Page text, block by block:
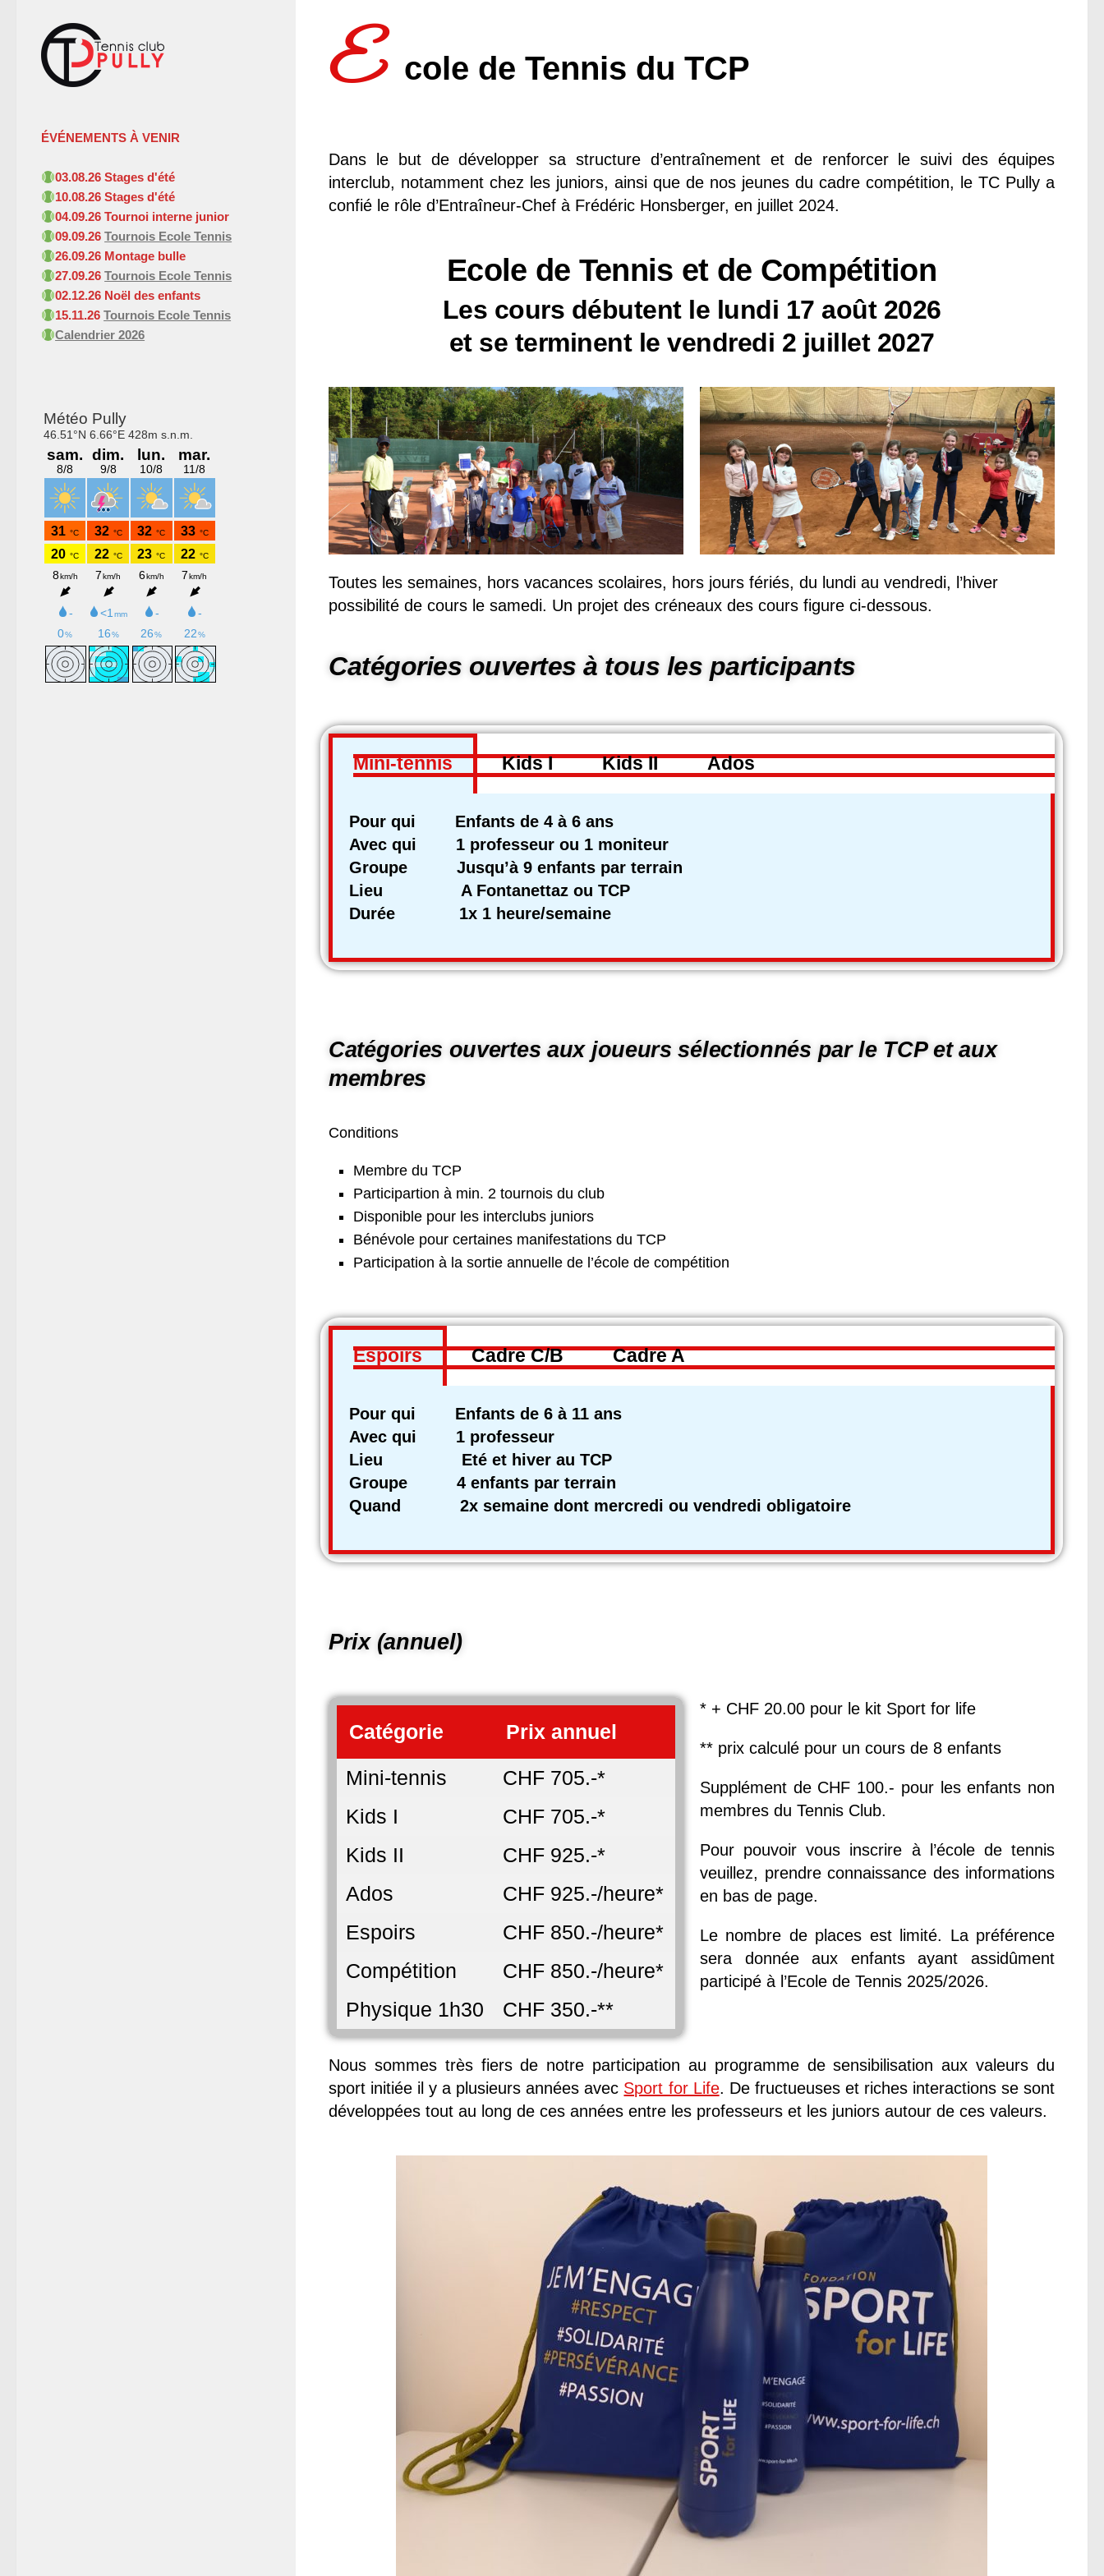
E cole de Tennis du TCP
Dans le but de développer sa structure d’entraînement et de renforcer le suivi des équipes
interclub, notamment chez les juniors, ainsi que de nos jeunes du cadre compétition, le TC Pully a
confié le rôle d’Entraîneur-Chef à Frédéric Honsberger, en juillet 2024.
Ecole de Tennis et de Compétition
Les cours débutent le lundi 17 août 2026
et se terminent le vendredi 2 juillet 2027
Toutes les semaines, hors vacances scolaires, hors jours fériés, du lundi au vendredi, l’hiver
possibilité de cours le samedi. Un projet des créneaux des cours figure ci-dessous.
Catégories ouvertes à tous les participants
Mini-tennis Kids I Kids II Ados
Pour qui Enfants de 4 à 6 ans
Avec qui 1 professeur ou 1 moniteur
Groupe Jusqu’à 9 enfants par terrain
Lieu A Fontanettaz ou TCP
Durée 1x 1 heure/semaine
Catégories ouvertes aux joueurs sélectionnés par le TCP et aux
membres
Conditions
Membre du TCP
Participartion à min. 2 tournois du club
Disponible pour les interclubs juniors
Bénévole pour certaines manifestations du TCP
Participation à la sortie annuelle de l’école de compétition
Espoirs Cadre C/B Cadre A
Pour qui Enfants de 6 à 11 ans
Avec qui 1 professeur
Lieu Eté et hiver au TCP
Groupe 4 enfants par terrain
Quand 2x semaine dont mercredi ou vendredi obligatoire
Prix (annuel)
Catégorie
Prix annuel
Mini-tennis
CHF 705.-*
Kids I
CHF 705.-*
Kids II
CHF 925.-*
Ados
CHF 925.-/heure*
Espoirs
CHF 850.-/heure*
Compétition
CHF 850.-/heure*
Physique 1h30
CHF 350.-**
* + CHF 20.00 pour le kit Sport for life
** prix calculé pour un cours de 8 enfants
Supplément de CHF 100.- pour les enfants non
membres du Tennis Club.
Pour pouvoir vous inscrire à l’école de tennis
veuillez, prendre connaissance des informations
en bas de page.
Le nombre de places est limité. La préférence
sera donnée aux enfants ayant assidûment
participé à l’Ecole de Tennis 2025/2026.
Nous sommes très fiers de notre participation au programme de sensibilisation aux valeurs du
sport initiée il y a plusieurs années avec Sport for Life. De fructueuses et riches interactions se sont
développées tout au long de ces années entre les professeurs et les juniors autour de ces valeurs.
ÉVÉNEMENTS À VENIR
03.08.26 Stages d'été
10.08.26 Stages d'été
04.09.26 Tournoi interne junior
09.09.26Tournois Ecole Tennis
26.09.26 Montage bulle
27.09.26Tournois Ecole Tennis
02.12.26 Noël des enfants
15.11.26Tournois Ecole Tennis
Calendrier 2026